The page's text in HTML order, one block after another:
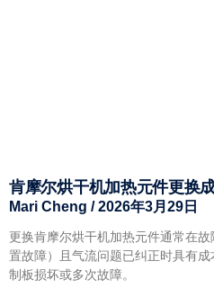
肯摩尔烘干机加热元件更换
Mari Cheng 2026年3月29日
更换肯摩尔烘干机加热元件通常在
置故障）且气流问题已纠正时具有
制板损坏或多次故障。